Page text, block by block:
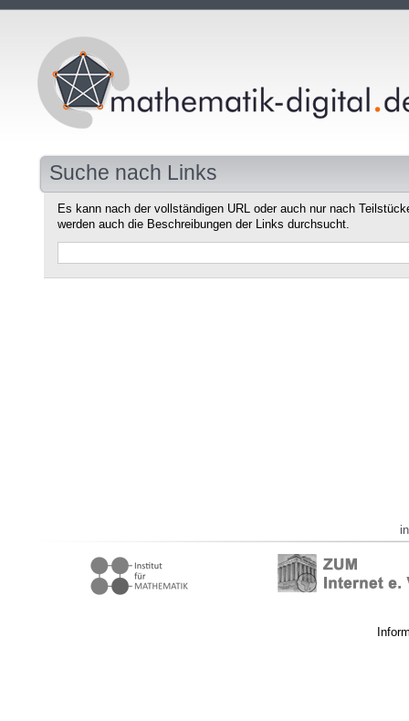
Suche nach Links
Es kann nach der vollständigen URL oder auch nur nach
werden auch die Beschreibungen der Links durchsucht.